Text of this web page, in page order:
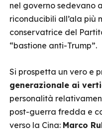
nel governo sedevano
riconducibili all’ala più
conservatrice del
“bastione anti-Trump”.
Si prospetta un vero e
generazionale ai
personalità
post-guerra fredda e
verso la Cina: Marco